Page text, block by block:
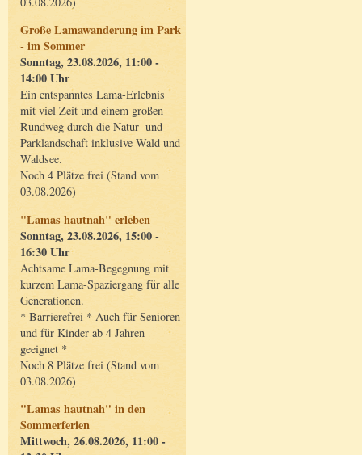
Große Lamawanderung im Park
- im Sommer
Sonntag, 23.08.2026, 11:00 -
14:00 Uhr
Ein entspanntes Lama-Erlebnis
mit viel Zeit und einem großen
Rundweg durch die Natur- und
Parklandschaft inklusive Wald und
Waldsee.
Noch 4 Plätze frei (Stand vom
03.08.2026)
"Lamas hautnah" erleben
Sonntag, 23.08.2026, 15:00 -
16:30 Uhr
Achtsame Lama-Begegnung mit
kurzem Lama-Spaziergang für alle
Generationen.
* Barrierefrei * Auch für Senioren
und für Kinder ab 4 Jahren
geeignet *
Noch 8 Plätze frei (Stand vom
03.08.2026)
"Lamas hautnah" in den
Sommerferien
Mittwoch, 26.08.2026, 11:00 -